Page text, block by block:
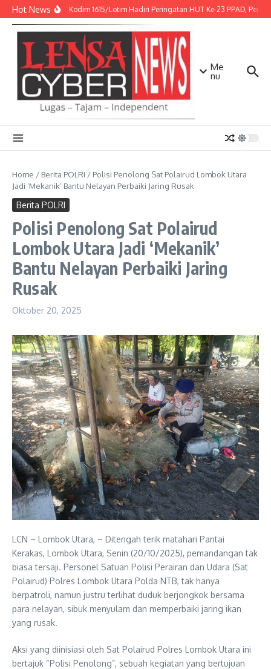
Lewati ke konten
Hot NewsKasdim Kodim 1615/Lotim Hadiri Peringatan HUT Ke-23 PPAD,
Me
nu
Home / Berita POLRI / Polisi Penolong Sat Polairud Lombok Utara
Jadi ‘Mekanik’ Bantu Nelayan Perbaiki Jaring Rusak
Berita POLRI
Polisi Penolong Sat Polairud
Lombok Utara Jadi ‘Mekanik’
Bantu Nelayan Perbaiki Jaring
Rusak
Oktober 20, 2025
LCN – Lombok Utara, – Ditengah terik matahari Pantai
Kerakas, Lombok Utara, Senin (20/10/2025), pemandangan tak
biasa tersaji. Personel Satuan Polisi Perairan dan Udara (Sat
Polairud) Polres Lombok Utara Polda NTB, tak hanya
berpatroli, namun justru terlihat duduk berjongkok bersama
para nelayan, sibuk menyulam dan memperbaiki jaring ikan
yang rusak.
​Aksi yang diinisiasi oleh Sat Polairud Polres Lombok Utara ini
bertajuk “Polisi Penolong”, sebuah kegiatan yang bertujuan